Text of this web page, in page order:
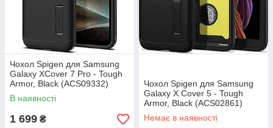
Чохол Spigen для Samsung
Galaxy XCover 7 Pro - Tough
Armor, Black (ACS09332)
В наявності
1 699 ₴
Чохол Spigen для Samsung
Galaxy X Cover 5 - Tough
Armor, Black (ACS02861)
Немає в наявності